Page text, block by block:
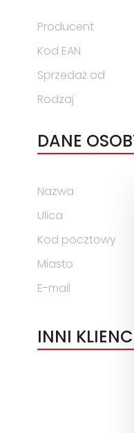
Producent
Kod EAN
Sprzedaż od
Rodzaj
DANE
Nazwa
Ulica
Kod pocztowy
Miasto
E-mail
INNI